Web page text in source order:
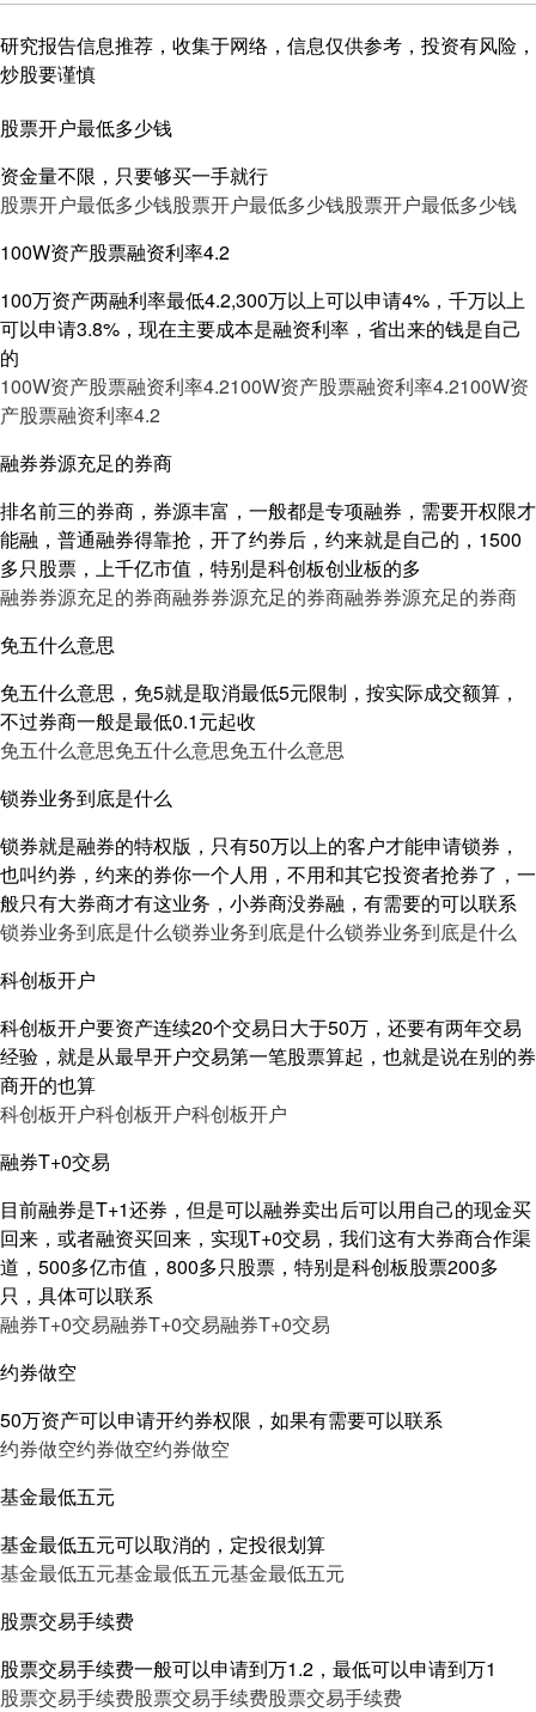
研究报告信息推荐，收集于网络，信息仅供参考，投资有风险，
炒股要谨慎
股票开户最低多少钱
资金量不限，只要够买一手就行
股票开户最低多少钱股票开户最低多少钱股票开户最低多少钱
100W资产股票融资利率4.2
100万资产两融利率最低4.2,300万以上可以申请4%，千万以上
可以申请3.8%，现在主要成本是融资利率，省出来的钱是自己
的
100W资产股票融资利率4.2100W资产股票融资利率4.2100W资
产股票融资利率4.2
融券券源充足的券商
排名前三的券商，券源丰富，一般都是专项融券，需要开权限才
能融，普通融券得靠抢，开了约券后，约来就是自己的，1500
多只股票，上千亿市值，特别是科创板创业板的多
融券券源充足的券商融券券源充足的券商融券券源充足的券商
免五什么意思
免五什么意思，免5就是取消最低5元限制，按实际成交额算，
不过券商一般是最低0.1元起收
免五什么意思免五什么意思免五什么意思
锁券业务到底是什么
锁券就是融券的特权版，只有50万以上的客户才能申请锁券，
也叫约券，约来的券你一个人用，不用和其它投资者抢券了，一
般只有大券商才有这业务，小券商没券融，有需要的可以联系
锁券业务到底是什么锁券业务到底是什么锁券业务到底是什么
科创板开户
科创板开户要资产连续20个交易日大于50万，还要有两年交易
经验，就是从最早开户交易第一笔股票算起，也就是说在别的券
商开的也算
科创板开户科创板开户科创板开户
融券T+0交易
目前融券是T+1还券，但是可以融券卖出后可以用自己的现金买
回来，或者融资买回来，实现T+0交易，我们这有大券商合作渠
道，500多亿市值，800多只股票，特别是科创板股票200多
只，具体可以联系
融券T+0交易融券T+0交易融券T+0交易
约券做空
50万资产可以申请开约券权限，如果有需要可以联系
约券做空约券做空约券做空
基金最低五元
基金最低五元可以取消的，定投很划算
基金最低五元基金最低五元基金最低五元
股票交易手续费
股票交易手续费一般可以申请到万1.2，最低可以申请到万1
股票交易手续费股票交易手续费股票交易手续费